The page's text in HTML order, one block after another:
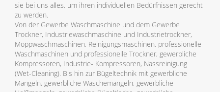
sie bei uns alles, um ihren individuellen Bedürfnissen gerecht
zu werden.
Von der Gewerbe Waschmaschine und dem Gewerbe
Trockner, Industriewaschmaschine und Industrietrockner,
Moppwaschmaschinen, Reinigungsmaschinen, professionelle
Waschmaschinen und professionelle Trockner, gewerbliche
Kompressoren, Industrie- Kompressoren, Nassreinigung
(Wet-Cleaning). Bis hin zur Bügeltechnik mit gewerbliche
Mangeln, gewerbliche Wäschemangeln, gewerbliche